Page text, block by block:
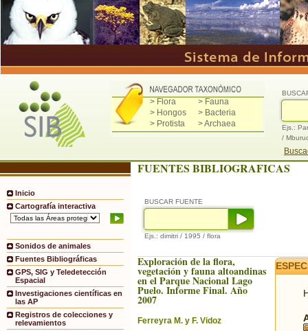
> Flora
> Fauna
> Hongos
> Bacteria
> Protista
> Archaea
Ejs.:
/
Inicio
Cartografía interactiva
Sonidos de animales
Fuentes Bibliográficas
GPS, SIG y Teledetección
Espacial
Investigaciones científicas en
las AP
Registros de colecciones y
relevamientos
FUENTES BIBLIOGRAFICAS
BUSCAR FUENTE
Ejs.: dimitri / 1995 / flora
Exploración de la flora,
vegetación y fauna altoandinas
en el Parque Nacional Lago
Puelo. Informe Final. Año
2007
Ferreyra M. y F. Vidoz